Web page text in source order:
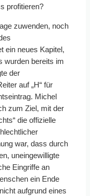
profitieren?
zuwenden, noch
ein neues Kapitel,
wurden bereits im
der
auf „H“ für
Michel
zum Ziel, mit der
die offizielle
war, dass durch
uneingewilligte
Eingriffe an
ein Ende
aufgrund eines